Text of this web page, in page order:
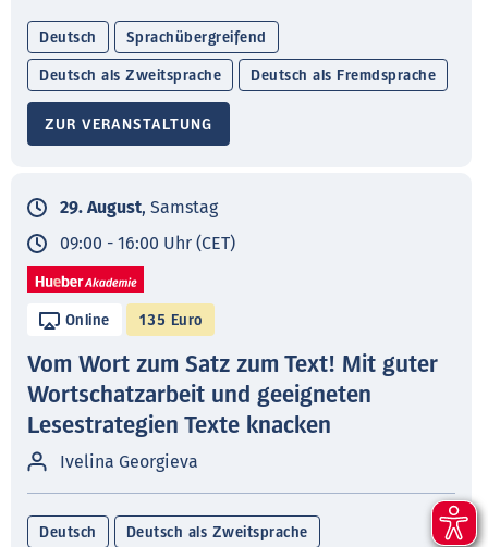
Deutsch Sprachübergreifend
Deutsch als Zweitsprache Deutsch als Fremdsprache
ZUR VERANSTALTUNG
29. August, Samstag
09:00 - 16:00 Uhr (CET)
Online 135 Euro
Vom Wort zum Satz zum Text! Mit guter
Wortschatzarbeit und geeigneten
Lesestrategien Texte knacken
Ivelina Georgieva
Deutsch Deutsch als Zweitsprache